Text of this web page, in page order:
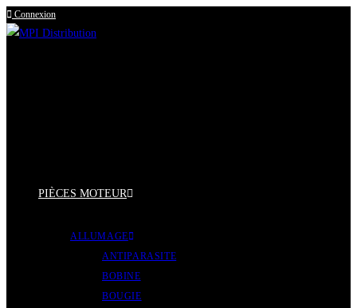
Skip
to
Connexion
PIÈCES MOTEUR
ALLUMAGE
ANTIPARASITE
BOBINE
BOUGIE